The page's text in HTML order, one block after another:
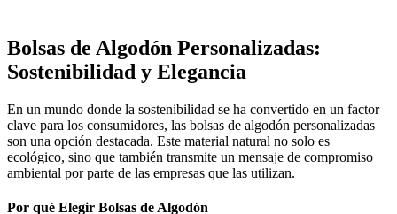
Bolsas de Algodón Personalizadas:
Sostenibilidad y Elegancia
En un mundo donde la sostenibilidad se ha convertido en un factor
clave para los consumidores, las bolsas de algodón personalizadas
son una opción destacada. Este material natural no solo es
ecológico, sino que también transmite un mensaje de compromiso
ambiental por parte de las empresas que las utilizan.
Por qué Elegir Bolsas de Algodón